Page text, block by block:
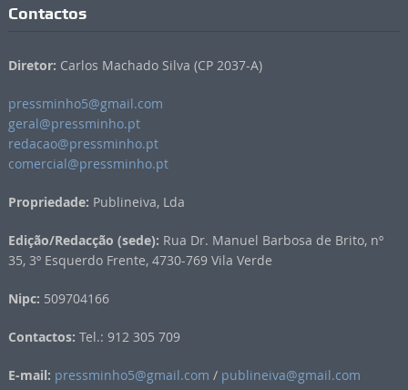
Contactos
Diretor: Carlos Machado Silva (CP 2037-A)
pressminho5@gmail.com
geral@pressminho.pt
redacao@pressminho.pt
comercial@pressminho.pt
Propriedade: Publineiva, Lda
Edição/Redacção (sede): Rua Dr. Manuel Barbosa de Brito, nº
35, 3º Esquerdo Frente, 4730-769 Vila Verde
Nipc: 509704166
Contactos: Tel.: 912 305 709
E-mail: pressminho5@gmail.com / publineiva@gmail.com